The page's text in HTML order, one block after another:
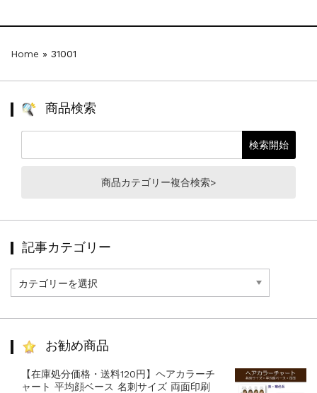
Home » 31001
商品検索
商品カテゴリー複合検索>
記事カテゴリー
事
カ
お勧め商品
【在庫処分価格・送料120円】ヘアカラーチ
ャート 平均顔ベース 名刺サイズ 両面印刷